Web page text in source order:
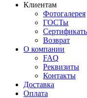
Клиентам
Фотогалерея
ГОСТы
Возврат
О компании
FAQ
Реквизиты
Контакты
Доставка
Оплата